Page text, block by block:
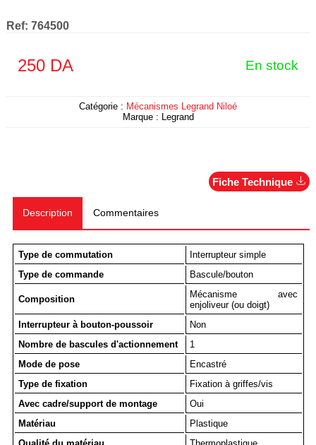
Ref: 764500
250DA En stock
Catégorie : Mécanismes Legrand Niloé
Marque : Legrand
Fiche Technique
Description Commentaires
Type de commutation
Interrupteur simple
Type de commande
Bascule/bouton
Composition
Mécanisme avec
enjoliveur (ou doigt)
Interrupteur à bouton-poussoir
Non
Nombre de bascules d'actionnement
1
Mode de pose
Encastré
Type de fixation
Fixation à griffes/vis
Avec cadre/support de montage
Oui
Matériau
Plastique